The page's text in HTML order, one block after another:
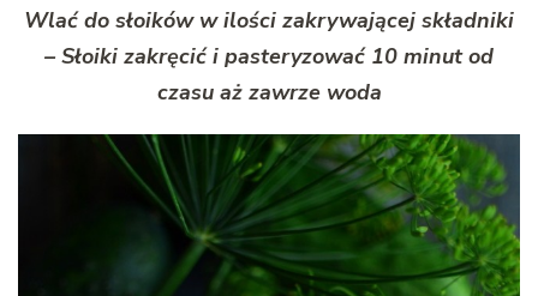
Wlać do słoików w ilości zakrywającej składniki
– Słoiki zakręcić i pasteryzować 10 minut od
czasu aż zawrze woda